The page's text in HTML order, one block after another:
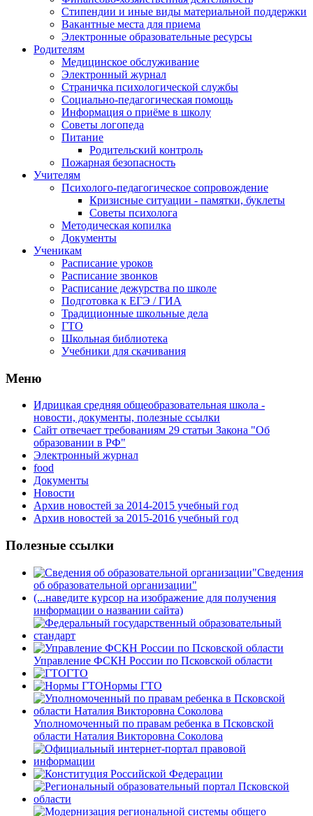
Стипендии и иные виды материальной поддержки
Вакантные места для приема
Электронные образовательные ресурсы
Родителям
Медицинское обслуживание
Электронный журнал
Страничка психологической службы
Социально-педагогическая помощь
Информация о приёме в школу
Советы логопеда
Питание
Родительский контроль
Пожарная безопасность
Учителям
Психолого-педагогическое сопровождение
Кризисные ситуации - памятки, буклеты
Советы психолога
Методическая копилка
Документы
Ученикам
Расписание уроков
Расписание звонков
Расписание дежурства по школе
Подготовка к ЕГЭ / ГИА
Традиционные школьные дела
ГТО
Школьная библиотека
Учебники для скачивания
Мeню
Идрицкая средняя общеобразовательная школа -
новости, документы, полезные ссылки
Сайт отвечает требованиям 29 cтатьи Закона "Об
образовании в РФ"
Электронный журнал
food
Документы
Новости
Архив новостей за 2014-2015 учебный год
Архив новостей за 2015-2016 учебный год
Полезные ссылки
Сведения
об образовательной организации"
(...наведите курсор на изображение для получения
информации о названии сайта)
Управление ФСКН России по Псковской области
ГТО
Нормы ГТО
Уполномоченный по правам ребенка в Псковской
области Наталия Викторовна Соколова